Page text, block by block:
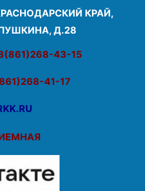
КРАЙ,
Д.28
43-15
41-17